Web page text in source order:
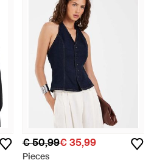
€ 50,99€ 35,99
Pieces